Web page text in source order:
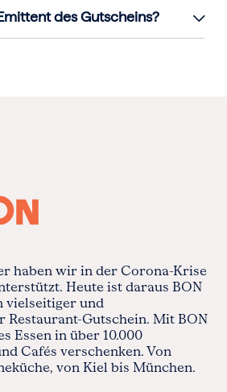
des Gutscheins?
haben wir in der Corona-Krise
Heute ist daraus BON
vielseitiger und
Gutschein. Mit BON
Essen in über 10.000
Cafés verschenken. Von
von Kiel bis München.